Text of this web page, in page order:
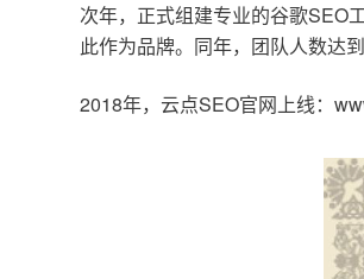
次年，正式组建专业的谷歌SEO
此作为品牌。同年，团队人数达
2018年，云点SEO官网上线：